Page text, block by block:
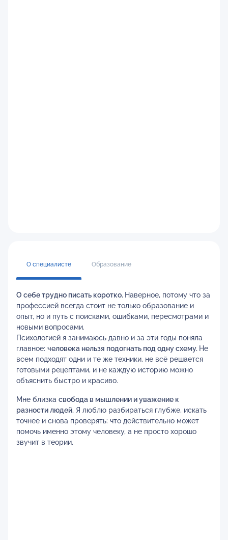
О специалисте Образование
О себе трудно писать коротко. Наверное, потому что за
профессией всегда стоит не только образование и
опыт, но и путь с поисками, ошибками, пересмотрами и
новыми вопросами.
Психологией я занимаюсь давно и за эти годы поняла
главное: человека нельзя подогнать под одну схему. Не
всем подходят одни и те же техники, не всё решается
готовыми рецептами, и не каждую историю можно
объяснить быстро и красиво.
Мне близка свобода в мышлении и уважение к
разности людей. Я люблю разбираться глубже, искать
точнее и снова проверять: что действительно может
помочь именно этому человеку, а не просто хорошо
звучит в теории.